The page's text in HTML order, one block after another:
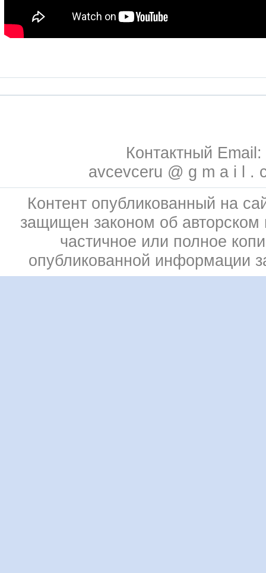
Контактный Email:
avcevceru @ g m a i l .
Контент опубликованный на
защищен законом об
частичное или полное
опубликованной информации